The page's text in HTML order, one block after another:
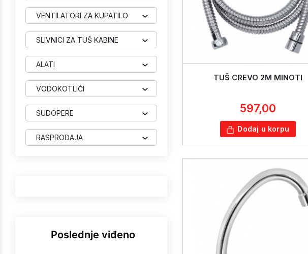
VENTILATORI ZA KUPATILO
SLIVNICI ZA TUŠ KABINE
ALATI
VODOKOTLIĆI
SUDOPERE
RASPRODAJA
Poslednje viđeno
TUŠ CREVO 2M MINOTI
597,00
Dodaj u korpu